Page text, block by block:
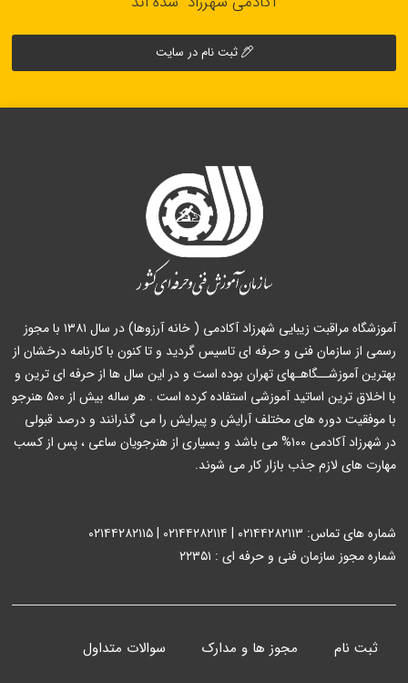
ثبت نام در سایت
آموزشگاه مراقبت زیبایی شهرزاد آکادمی ( خانه آرزوها) در سال ۱۳۸۱ با مجوز
رسمی از سازمان فنی و حرفه ای تاسیس گردید و تا کنون با کارنامه درخشان از
بهترین آموزشــگاهـهای تهران بوده است و در این سال ها از حرفه ای ترین و
با اخلاق ترین اساتید آموزشی استفاده کرده است . هر ساله بیش از ۵۰۰ هنرجو
با موفقیت دوره های مختلف آرایش و پیرایش را می گذرانند و درصد قبولی
در شهرزاد آکادمی ۱۰۰% می باشد و بسیاری از هنرجویان ساعی ، پس از کسب
مهارت های لازم جذب بازار کار می شوند.
شماره های تماس: ۰۲۱۴۴۲۸۲۱۱۳ | ۰۲۱۴۴۲۸۲۱۱۴ | ۰۲۱۴۴۲۸۲۱۱۵
شماره مجوز سازمان فنی و حرفه ای : ۲۲۳۵۱
ثبت نام مجوز ها و مدارک سوالات متداول